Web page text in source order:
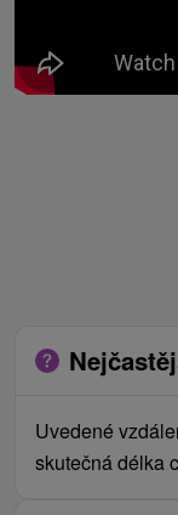
Uvedené
skutečná délka